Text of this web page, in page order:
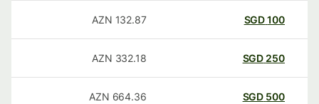
100
SGD
132.87
AZN
250
SGD
332.18
AZN
500
SGD
664.36
AZN